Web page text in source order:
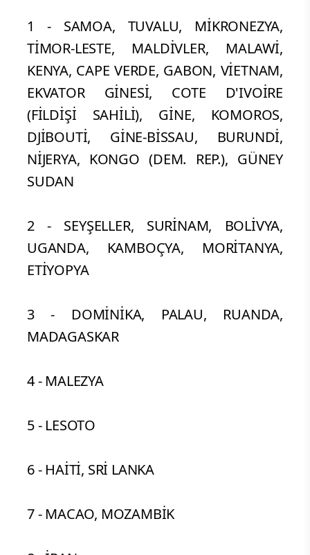
1 - SAMOA, TUVALU, MİKRONEZYA,
TİMOR-LESTE, MALDİVLER, MALAWİ,
KENYA, CAPE VERDE, GABON, VİETNAM,
EKVATOR GİNESİ, COTE D'IVOİRE
(FİLDİŞİ SAHİLİ), GİNE, KOMOROS,
DJİBOUTİ, GİNE-BİSSAU, BURUNDİ,
NİJERYA, KONGO (DEM. REP.), GÜNEY
SUDAN
2 - SEYŞELLER, SURİNAM, BOLİVYA,
UGANDA, KAMBOÇYA, MORİTANYA,
ETİYOPYA
3 - DOMİNİKA, PALAU, RUANDA,
MADAGASKAR
4 - MALEZYA
5 - LESOTO
6 - HAİTİ, SRİ LANKA
7 - MACAO, MOZAMBİK